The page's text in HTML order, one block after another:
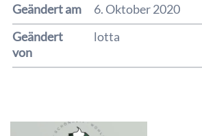
Geändert am
6. Oktober 2020
Geändert
von
lotta